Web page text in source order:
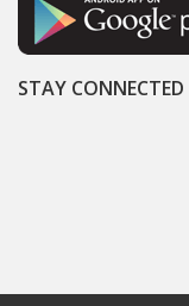
STAY CONNECTED